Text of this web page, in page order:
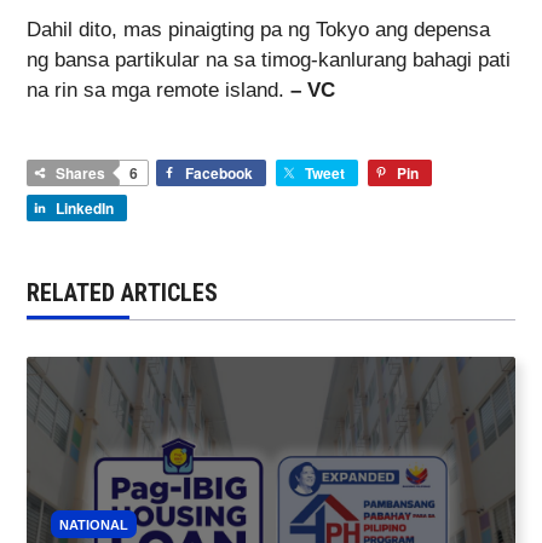
Dahil dito, mas pinaigting pa ng Tokyo ang depensa
ng bansa partikular na sa timog-kanlurang bahagi pati
na rin sa mga remote island. – VC
Shares 6 Facebook Tweet
Pin
LinkedIn
RELATED ARTICLES
NATIONAL